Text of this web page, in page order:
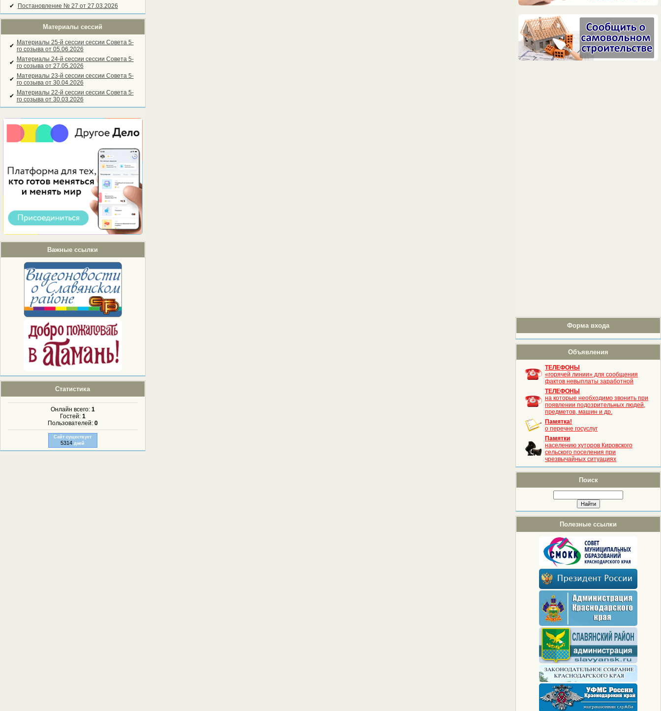
✔
Постановление № 27 от 27.03.2026
Материалы сессий
✔ Материалы 25-й сессии сессии Совета 5-
го созыва от 05.06.2026
✔ Материалы 24-й сессии сессии Совета 5-
го созыва от 27.05.2026
✔ Материалы 23-й сессии сессии Совета 5-
го созыва от 30.04.2026
✔ Материалы 22-й сессии сессии Совета 5-
го созыва от 30.03.2026
Важные ссылки
Статистика
Онлайн всего: 1
Гостей: 1
Пользователей: 0
Сайт существует
5314 дней
Форма входа
Объявления
ТЕЛЕФОНЫ
«горячей линии» для сообщения
фактов невыплаты заработной
ТЕЛЕФОНЫ
на которые необходимо звонить при
появлении подозрительных людей,
предметов, машин и др.
Памятка!
о перечне госуслуг
Памятки
населению хуторов Кировского
сельского поселения при
чрезвычайных ситуациях
Поиск
Полезные ссылки